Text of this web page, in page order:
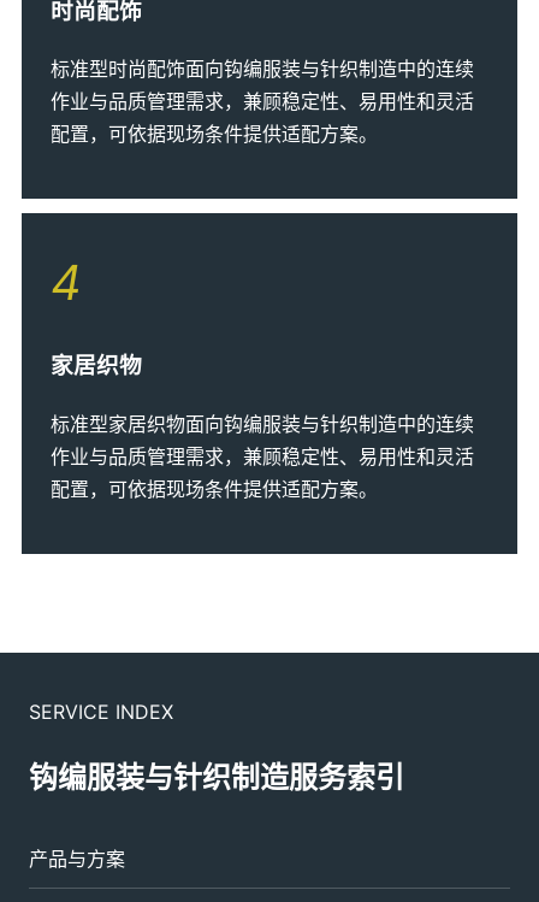
时尚配饰
标准型时尚配饰面向钩编服装与针织制造中的连续
作业与品质管理需求，兼顾稳定性、易用性和灵活
配置，可依据现场条件提供适配方案。
4
家居织物
标准型家居织物面向钩编服装与针织制造中的连续
作业与品质管理需求，兼顾稳定性、易用性和灵活
配置，可依据现场条件提供适配方案。
SERVICE INDEX
钩编服装与针织制造服务索引
产品与方案